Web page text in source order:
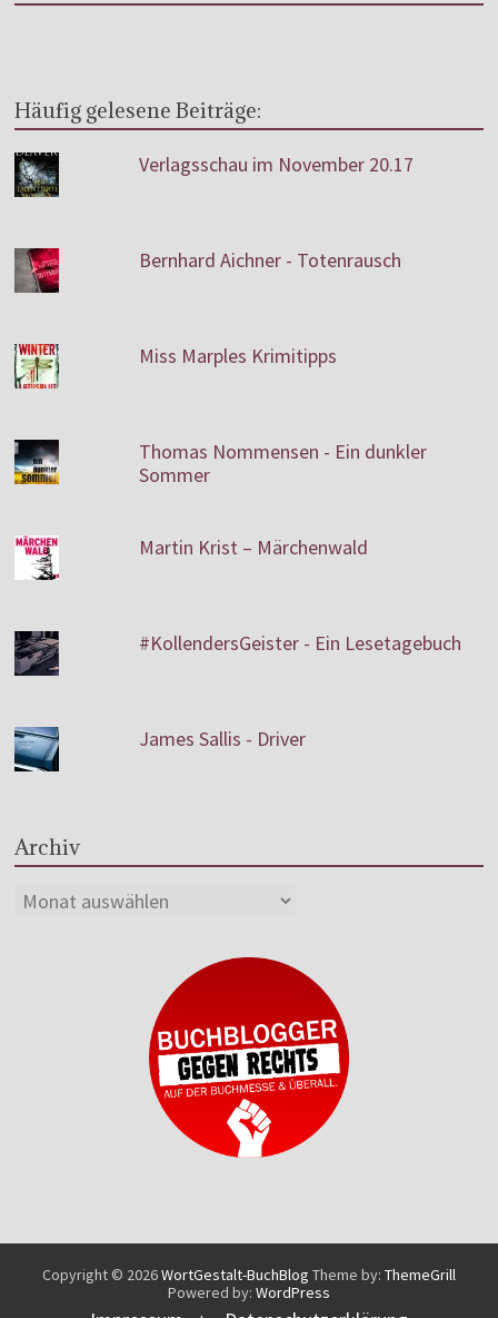
Häufig gelesene Beiträge:
Verlagsschau im November 20.17
Bernhard Aichner - Totenrausch
Miss Marples Krimitipps
Thomas Nommensen - Ein dunkler
Sommer
Martin Krist – Märchenwald
#KollendersGeister - Ein Lesetagebuch
James Sallis - Driver
Archiv
Copyright © 2026WortGestalt-BuchBlog Theme by: ThemeGrill
Powered by: WordPress